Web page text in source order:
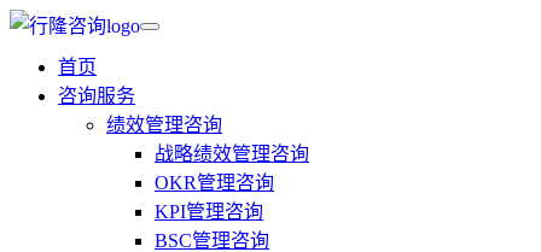
首页
咨询服务
绩效管理咨询
战略绩效管理咨询
OKR管理咨询
KPI管理咨询
BSC管理咨询